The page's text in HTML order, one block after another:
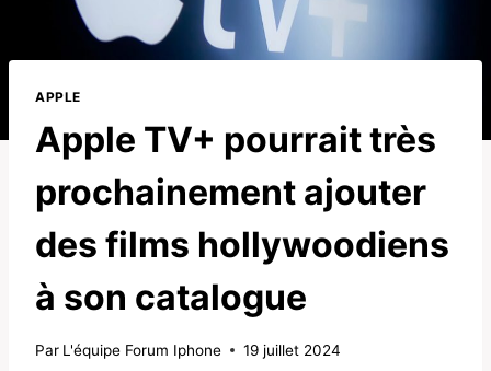
APPLE
Apple TV+ pourrait très
prochainement ajouter
des films hollywoodiens
à son catalogue
Par L'équipe Forum Iphone 19 juillet 2024